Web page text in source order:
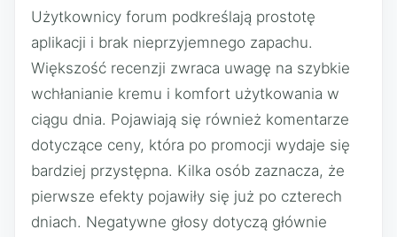
Użytkownicy forum podkreślają prostotę
aplikacji i brak nieprzyjemnego zapachu.
Większość recenzji zwraca uwagę na szybkie
wchłanianie kremu i komfort użytkowania w
ciągu dnia. Pojawiają się również komentarze
dotyczące ceny, która po promocji wydaje się
bardziej przystępna. Kilka osób zaznacza, że
pierwsze efekty pojawiły się już po czterech
dniach. Negatywne głosy dotyczą głównie